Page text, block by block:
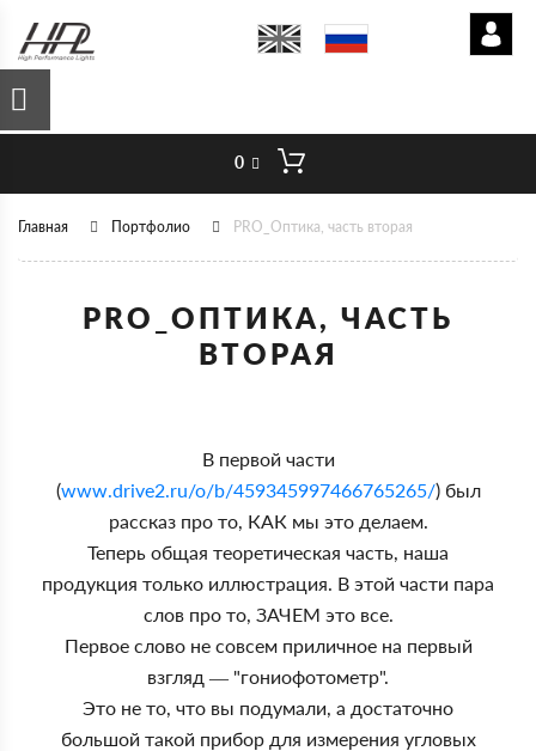
0
Главная Портфолио PRO_Оптика, часть вторая
PRO_ОПТИКА, ЧАСТЬ
ВТОРАЯ
В первой части
(www.drive2.ru/o/b/459345997466765265/) был
рассказ про то, КАК мы это делаем.
Теперь общая теоретическая часть, наша
продукция только иллюстрация. В этой части пара
слов про то, ЗАЧЕМ это все.
Первое слово не совсем приличное на первый
взгляд — "гониофотометр".
Это не то, что вы подумали, а достаточно
большой такой прибор для измерения угловых